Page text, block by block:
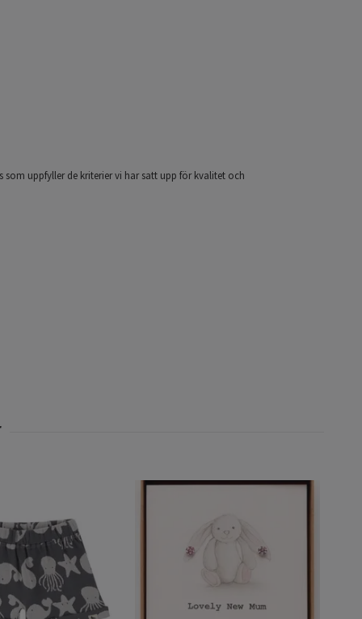
uppfyller de kriterier vi har satt upp för kvalitet och